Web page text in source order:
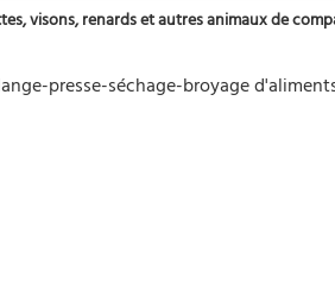
visons, renards et autres animaux de